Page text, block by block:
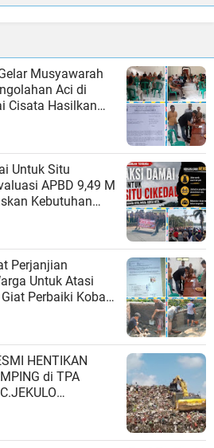
Musyawarah
Aci di
Cisata Hasilkan
Untuk Situ
Kebutuhan
Saat nya
Perjanjian
Untuk Atasi
Perbaiki Kobak
di TPA